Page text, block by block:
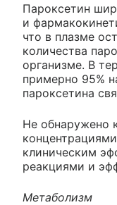
Пароксетин
и
что в плазме
количества
организме. В
примерно 95%
пароксетина
Не обнаружено
клиническим
реакциями и
Метаболизм